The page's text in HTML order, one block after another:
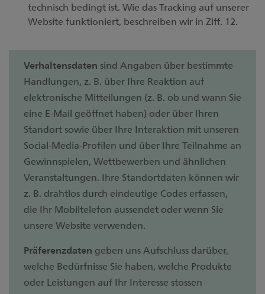
technisch bedingt ist. Wie das Tracking auf unserer
Website funktioniert, beschreiben wir in Ziff. 12.
Verhaltensdaten sind Angaben über bestimmte
Handlungen, z. B. über Ihre Reaktion auf
elektronische Mitteilungen (z. B. ob und wann Sie
eine E-Mail geöffnet haben) oder über Ihren
Standort sowie über Ihre Interaktion mit unseren
Social-Media-Profilen und über Ihre Teilnahme an
Gewinnspielen, Wettbewerben und ähnlichen
Veranstaltungen. Ihre Standortdaten können wir
z. B. drahtlos durch eindeutige Codes erfassen,
die Ihr Mobiltelefon aussendet oder wenn Sie
unsere Website verwenden.
Präferenzdaten geben uns Aufschluss darüber,
welche Bedürfnisse Sie haben, welche Produkte
oder Leistungen auf Ihr Interesse stossen